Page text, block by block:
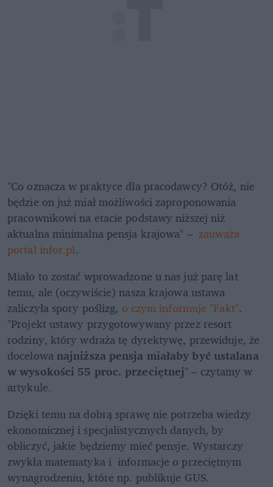
"Co oznacza w praktyce dla pracodawcy? Otóż, nie
będzie on już miał możliwości zaproponowania
pracownikowi na etacie podstawy niższej niż
aktualna minimalna pensja krajowa" – zauważa
portal infor.pl.
Miało to zostać wprowadzone u nas już parę lat
temu, ale (oczywiście) nasza krajowa ustawa
zaliczyła spory poślizg, o czym informuje "Fakt".
"Projekt ustawy przygotowywany przez resort
rodziny, który wdraża tę dyrektywę, przewiduje, że
docelowa najniższa pensja miałaby być ustalana
w wysokości 55 proc. przeciętnej" – czytamy w
artykule.
Dzięki temu na dobrą sprawę nie potrzeba wiedzy
ekonomicznej i specjalistycznych danych, by
obliczyć, jakie będziemy mieć pensje. Wystarczy
zwykła matematyka i  informacje o przeciętnym
wynagrodzeniu, które np. publikuje GUS.